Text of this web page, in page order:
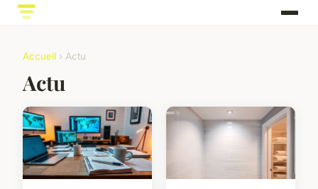
Accueil › Actu
Actu